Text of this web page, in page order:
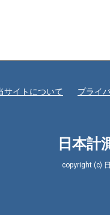
サイトについて プライ
日本計
copyright (c)